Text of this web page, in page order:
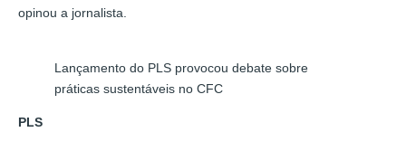
opinou a jornalista.
Lançamento do PLS provocou debate sobre
práticas sustentáveis no CFC
PLS